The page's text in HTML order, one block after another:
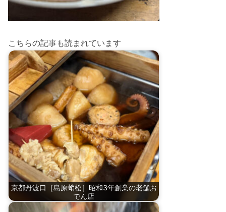
こちらの記事も読まれています
京都丹波口［島原蛸松］昭和3年創業の老舗お
でん店